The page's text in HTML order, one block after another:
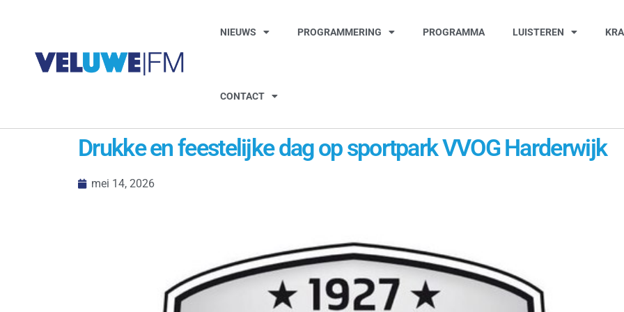
NIEUWS PROGRAMMERING PROGRAMMA LUISTEREN
CONTACT
Drukke en feestelijke dag op sportpark VVOG Harderwijk
mei 14, 2026